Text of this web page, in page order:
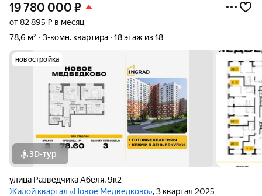
19 780 000 ₽
от 82 895 ₽ в месяц
78,6 м²
3-комн. квартира 18 этаж из 18
новостройка
3D-тур
улица Разведчика Абеля,9к2
Жилой квартал «Новое Медведково», 3 квартал 2025